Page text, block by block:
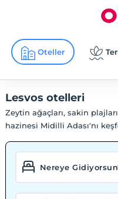
Oteller
Lesvos otelleri
Zeytin ağaçları, sakin
hazinesi Midilli Adası'nı